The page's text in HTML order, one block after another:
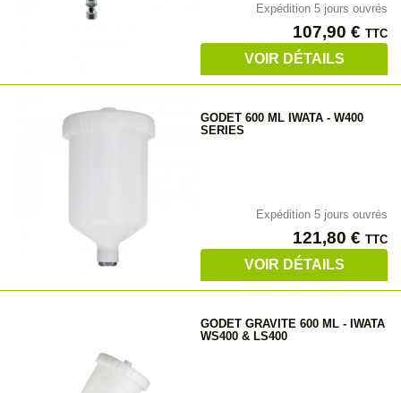
Expédition 5 jours ouvrés
Prix
107,90 € TTC
VOIR DÉTAILS
GODET 600 ML IWATA - W400
SERIES
Expédition 5 jours ouvrés
Prix
121,80 € TTC
VOIR DÉTAILS
GODET GRAVITE 600 ML - IWATA
WS400 & LS400